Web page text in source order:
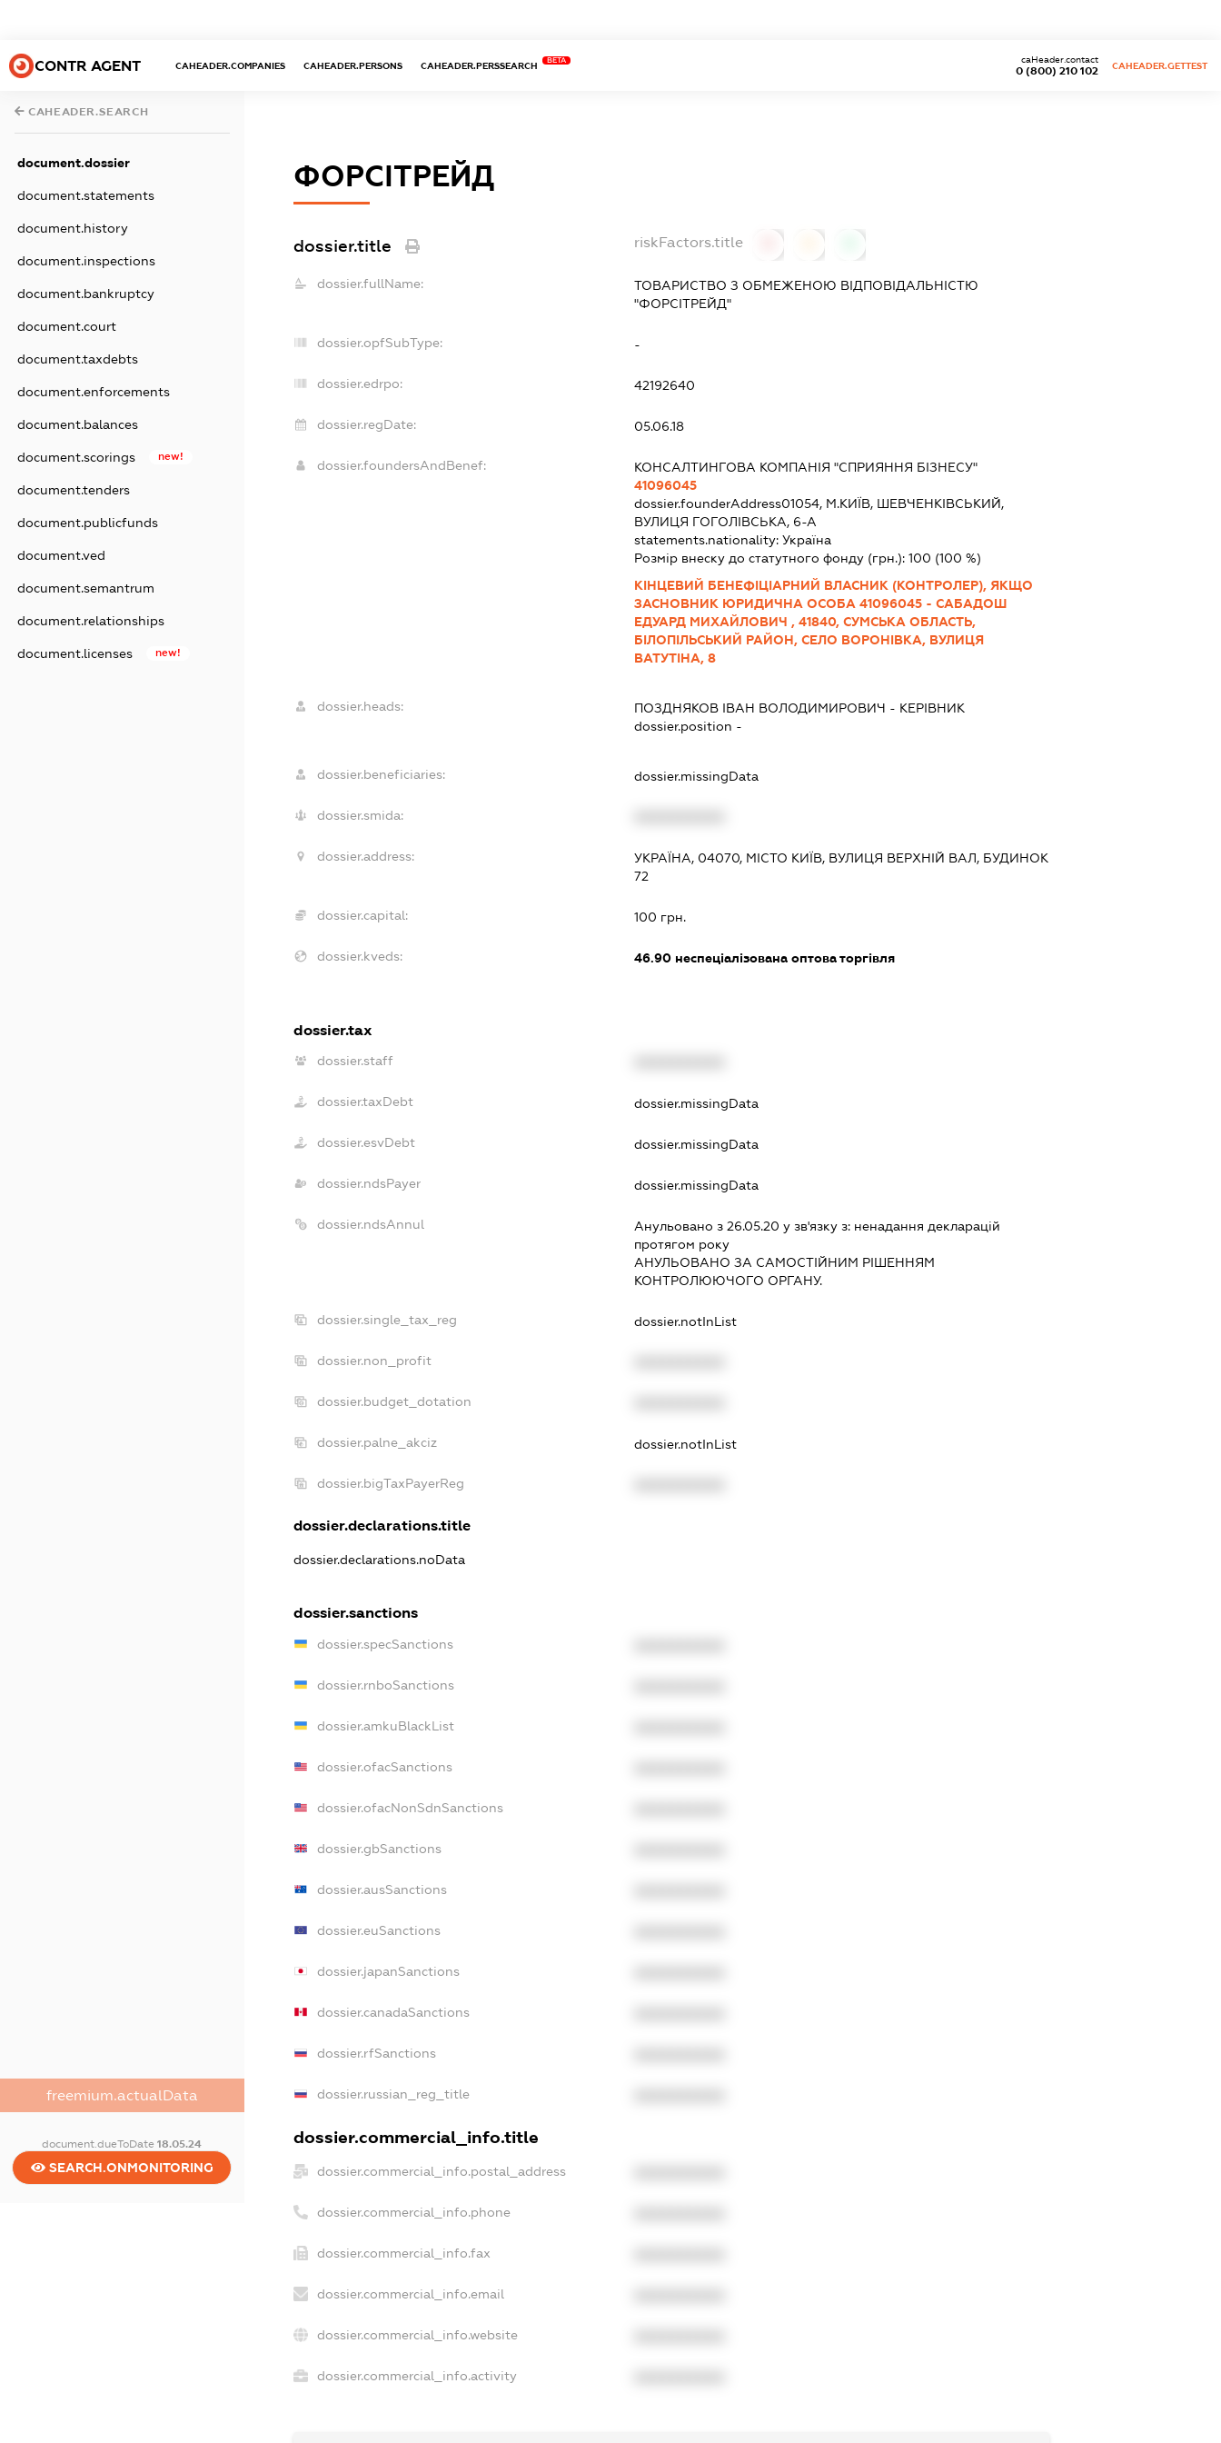
CONTR AGENT CAHEADER.COMPANIES CAHEADER.PERSONS CAHEADER.PERSSEARCH
BETA
0 (800) 210 102
caHeader.contact
CAHEADER.GETTEST
CAHEADER.SEARCH
document.dossier
document.statements
document.history
document.inspections
document.bankruptcy
document.court
document.taxdebts
document.enforcements
document.balances
document.scorings new!
document.tenders
document.publicfunds
document.ved
document.semantrum
document.relationships
document.licenses new!
freemium.actualData
document.dueToDate18.05.24
SEARCH.ONMONITORING
ФОРСІТРЕЙД
dossier.title riskFactors.title
dossier.fullName:
ТОВАРИСТВО З ОБМЕЖЕНОЮ ВІДПОВІДАЛЬНІСТЮ
"ФОРСІТРЕЙД"
dossier.opfSubType: -
dossier.edrpo: 42192640
dossier.regDate: 05.06.18
dossier.foundersAndBenef:
КОНСАЛТИНГОВА КОМПАНІЯ "СПРИЯННЯ БІЗНЕСУ"
41096045
dossier.founderAddress01054, М.КИЇВ, ШЕВЧЕНКІВСЬКИЙ,
ВУЛИЦЯ ГОГОЛІВСЬКА, 6-А
statements.nationality: Україна
Розмір внеску до статутного фонду (грн.): 100 (100 %)
КІНЦЕВИЙ БЕНЕФІЦІАРНИЙ ВЛАСНИК (КОНТРОЛЕР), ЯКЩО
ЗАСНОВНИК ЮРИДИЧНА ОСОБА 41096045 - САБАДОШ
ЕДУАРД МИХАЙЛОВИЧ , 41840, СУМСЬКА ОБЛАСТЬ,
БІЛОПІЛЬСЬКИЙ РАЙОН, СЕЛО ВОРОНІВКА, ВУЛИЦЯ
ВАТУТІНА, 8
dossier.heads: ПОЗДНЯКОВ ІВАН ВОЛОДИМИРОВИЧ - КЕРІВНИК
dossier.position -
dossier.beneficiaries: dossier.missingData
dossier.smida:
dossier.address:
УКРАЇНА, 04070, МІСТО КИЇВ, ВУЛИЦЯ ВЕРХНІЙ ВАЛ, БУДИНОК
72
dossier.capital: 100 грн.
dossier.kveds: 46.90неспеціалізована оптова торгівля
dossier.tax
dossier.staff
dossier.taxDebt dossier.missingData
dossier.esvDebt dossier.missingData
dossier.ndsPayer dossier.missingData
dossier.ndsAnnul Анульовано з 26.05.20 у зв'язку з: ненадання декларацiй
протягом року
АНУЛЬОВАНО ЗА САМОСТIЙНИМ РIШЕННЯМ
КОНТРОЛЮЮЧОГО ОРГАНУ.
dossier.single_tax_reg dossier.notInList
dossier.non_profit
dossier.budget_dotation
dossier.palne_akciz dossier.notInList
dossier.bigTaxPayerReg
dossier.declarations.title
dossier.declarations.noData
dossier.sanctions
dossier.specSanctions
dossier.rnboSanctions
dossier.amkuBlackList
dossier.ofacSanctions
dossier.ofacNonSdnSanctions
dossier.gbSanctions
dossier.ausSanctions
dossier.euSanctions
dossier.japanSanctions
dossier.canadaSanctions
dossier.rfSanctions
dossier.russian_reg_title
dossier.commercial_info.title
dossier.commercial_info.postal_address
dossier.commercial_info.phone
dossier.commercial_info.fax
dossier.commercial_info.email
dossier.commercial_info.website
dossier.commercial_info.activity